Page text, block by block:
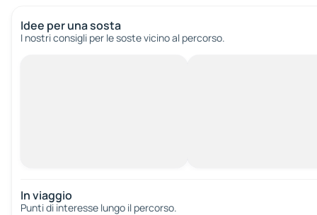
Idee per una sosta
I nostri consigli per le soste vicino al percorso.
In viaggio
Punti di interesse lungo il percorso.